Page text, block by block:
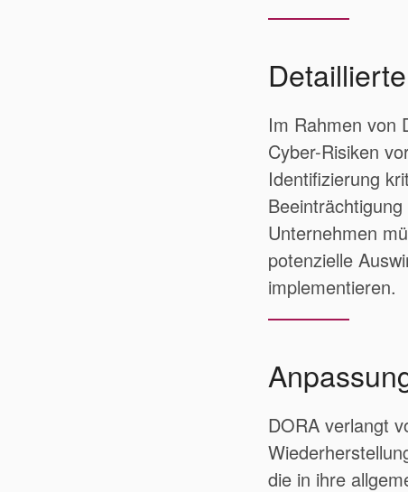
Im Rahmen von
Cyber-Risiken
Identifizierung
Unternehmen
potenzielle
implementieren.
DORA verlangt
die in ihre